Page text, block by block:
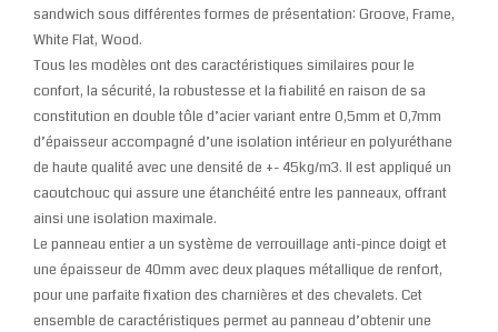
sandwich sous différentes formes de présentation: Groove, Frame,
White Flat, Wood.
Tous les modèles ont des caractéristiques similaires pour le
confort, la sécurité, la robustesse et la fiabilité en raison de sa
constitution en double tôle d’acier variant entre 0,5mm et 0,7mm
d’épaisseur accompagné d’une isolation intérieur en polyuréthane
de haute qualité avec une densité de +- 45kg/m3. Il est appliqué un
caoutchouc qui assure une étanchéité entre les panneaux, offrant
ainsi une isolation maximale.
Le panneau entier a un système de verrouillage anti-pince doigt et
une épaisseur de 40mm avec deux plaques métallique de renfort,
pour une parfaite fixation des charnières et des chevalets. Cet
ensemble de caractéristiques permet au panneau d’obtenir une